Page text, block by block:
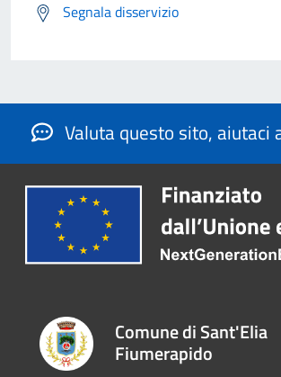
Segnala disservizio
Valuta questo sito, aiutaci
Comune di Sant'Elia
Fiumerapido